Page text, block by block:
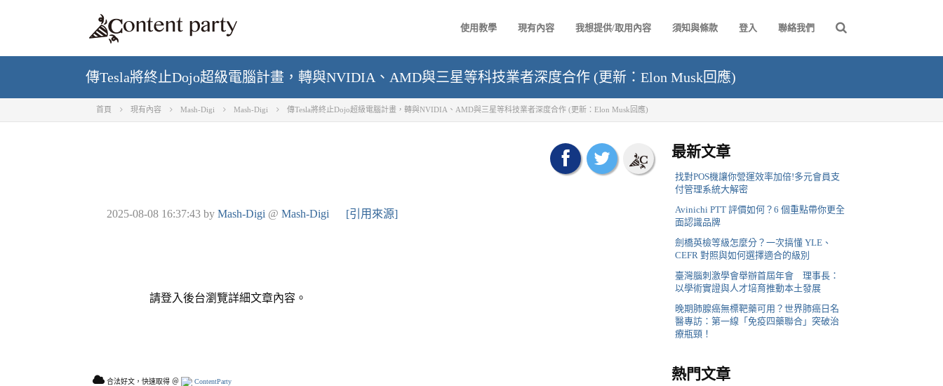
使用教學 現有內容 我想提供/取用內容 須知與條款 登入 聯絡我們
傳Tesla將終止Dojo超級電腦計畫，轉與NVIDIA、AMD與三星等科技業者深度合作 (更新：Elon Musk回應)
首頁 現有內容 Mash-Digi Mash-Digi 傳Tesla將終止Dojo超級電腦計畫，轉與NVIDIA、AMD與三星等科技業者深度合作 (更新：Elon Musk回應)
2025-08-08 16:37:43 by Mash-Digi @ Mash-Digi [引用來源]
請登入後台瀏覽詳細文章內容。
合法好文，快速取得 ＠ ContentParty
最新文章
找對POS機讓你營運效率加倍!多元會員支
付管理系統大解密
Avinichi PTT 評價如何？6 個重點帶你更全
面認識品牌
劍橋英檢等級怎麼分？一次搞懂 YLE、
CEFR 對照與如何選擇適合的級別
臺灣腦刺激學會舉辦首屆年會 理事長：
以學術實證與人才培育推動本土發展
晚期肺腺癌無標靶藥可用？世界肺癌日名
醫專訪：第一線「免疫四藥聯合」突破治
療瓶頸！
熱門文章